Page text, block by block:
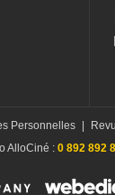
Personnelles
AlloCiné : 0 892 892